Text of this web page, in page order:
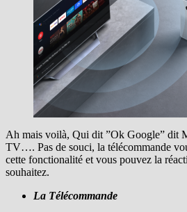
Ah mais voilà, Qui dit ”Ok Google” dit
TV…. Pas de souci, la télécommande
cette fonctionalité et vous pouvez la
souhaitez.
La Télécommande